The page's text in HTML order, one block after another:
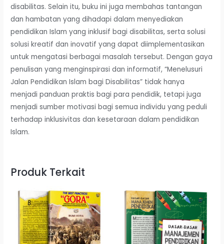
disabilitas. Selain itu, buku ini juga membahas tantangan
dan hambatan yang dihadapi dalam menyediakan
pendidikan Islam yang inklusif bagi disabilitas, serta solusi
solusi kreatif dan inovatif yang dapat diimplementasikan
untuk mengatasi berbagai masalah tersebut. Dengan gaya
penulisan yang menginspirasi dan informatif, “Menelusuri
Jalan Pendidikan Islam bagi Disabilitas” tidak hanya
menjadi panduan praktis bagi para pendidik, tetapi juga
menjadi sumber motivasi bagi semua individu yang peduli
terhadap inklusivitas dan kesetaraan dalam pendidikan
Islam.
Produk Terkait